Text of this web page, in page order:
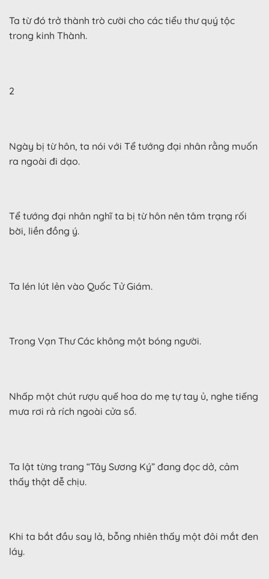
Ta từ đó trở thành trò cười cho các tiểu thư quý tộc
trong kinh Thành.
2
Ngày bị từ hôn, ta nói với Tể tướng đại nhân rằng muốn
ra ngoài đi dạo.
Tể tướng đại nhân nghĩ ta bị từ hôn nên tâm trạng rối
bời, liền đồng ý.
Ta lén lút lẻn vào Quốc Tử Giám.
Trong Vạn Thư Các không một bóng người.
Nhấp một chút rượu quế hoa do mẹ tự tay ủ, nghe tiếng
mưa rơi rả rích ngoài cửa sổ.
Ta lật từng trang “Tây Sương Ký” đang đọc dở, cảm
thấy thật dễ chịu.
Khi ta bắt đầu say lả, bỗng nhiên thấy một đôi mắt đen
láy.